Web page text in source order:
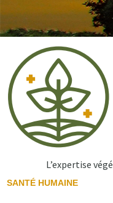
au
principal
L’expertise
SANTÉ HUMAINE